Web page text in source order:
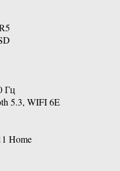
Гц
5.3, WIFI 6E
Home